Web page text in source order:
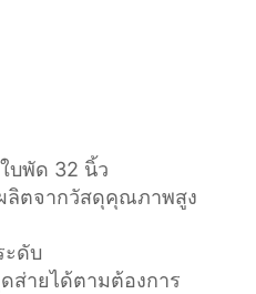
บพัด 32 นิ้ว
ลิตจากวัสดุคุณภาพสูง
ะดับ
ส่ายได้ตามต้องการ